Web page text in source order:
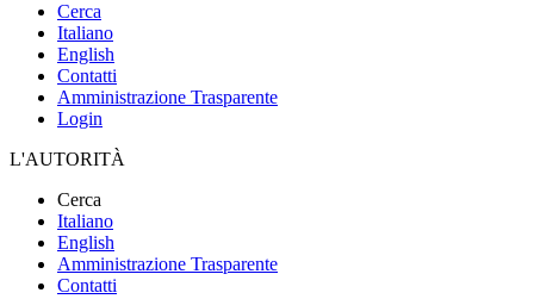
Cerca
Italiano
English
Contatti
Amministrazione Trasparente
Login
L'AUTORITÀ
Cerca
Italiano
English
Amministrazione Trasparente
Contatti